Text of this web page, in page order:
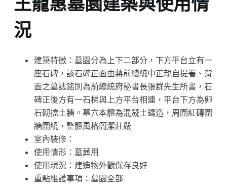
況
建築特徵：墓園分為上下二部分，下方平台立有一
座石碑，該石碑正面由蔣前總統中正親自提署、背
面之墓誌銘則為前總統府秘書長張群先生所書，石
碑正後方有一石梯與上方平台相連，平台下方為卵
石砌擋土牆。墓穴本體為混凝土鑄造，周圍紅磚圍
牆圍繞，整體風格簡潔莊嚴
室內裝修：
使用情形：墓葬用
使用現況：建造物外觀保存良好
重點維護事項：墓園全部